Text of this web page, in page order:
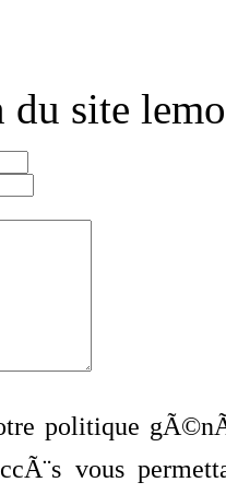
site
politique
vous